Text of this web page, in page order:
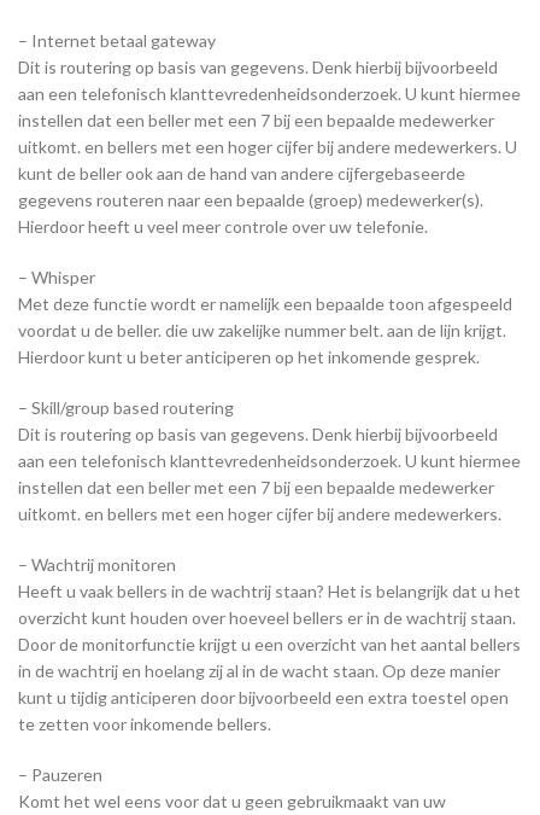
– Internet betaal gateway
Dit is routering op basis van gegevens. Denk hierbij bijvoorbeeld
aan een telefonisch klanttevredenheidsonderzoek. U kunt hiermee
instellen dat een beller met een 7 bij een bepaalde medewerker
uitkomt. en bellers met een hoger cijfer bij andere medewerkers. U
kunt de beller ook aan de hand van andere cijfergebaseerde
gegevens routeren naar een bepaalde (groep) medewerker(s).
Hierdoor heeft u veel meer controle over uw telefonie.
– Whisper
Met deze functie wordt er namelijk een bepaalde toon afgespeeld
voordat u de beller. die uw zakelijke nummer belt. aan de lijn krijgt.
Hierdoor kunt u beter anticiperen op het inkomende gesprek.
– Skill/group based routering
Dit is routering op basis van gegevens. Denk hierbij bijvoorbeeld
aan een telefonisch klanttevredenheidsonderzoek. U kunt hiermee
instellen dat een beller met een 7 bij een bepaalde medewerker
uitkomt. en bellers met een hoger cijfer bij andere medewerkers.
– Wachtrij monitoren
Heeft u vaak bellers in de wachtrij staan? Het is belangrijk dat u het
overzicht kunt houden over hoeveel bellers er in de wachtrij staan.
Door de monitorfunctie krijgt u een overzicht van het aantal bellers
in de wachtrij en hoelang zij al in de wacht staan. Op deze manier
kunt u tijdig anticiperen door bijvoorbeeld een extra toestel open
te zetten voor inkomende bellers.
– Pauzeren
Komt het wel eens voor dat u geen gebruikmaakt van uw